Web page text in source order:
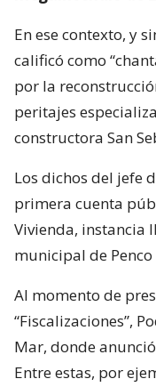
En ese contexto, y
calificó como
por la
peritajes
constructora San
Los dichos del jefe
primera cuenta
Vivienda, instancia
municipal de
Al momento de
“Fiscalizaciones”,
Mar, donde
Entre estas, por